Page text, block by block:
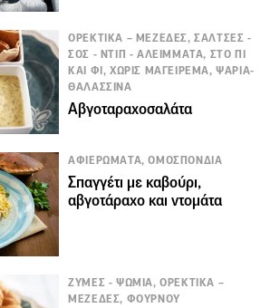
ΟΡΕΚΤΙΚΑ – ΜΕΖΕΔΕΣ, ΣΑΛΤΣΕΣ -
ΣΟΣ - ΝΤΙΠ - ΑΛΕΙΜΜΑΤΑ, ΣΤΟ ΠΙ
ΚΑΙ ΦΙ, ΧΩΡΙΣ ΜΑΓΕΙΡΕΜΑ, ΨΑΡΙΑ-
ΘΑΛΑΣΣΙΝΑ
Αβγοταραχοσαλάτα
ΑΦΙΕΡΩΜΑΤΑ, ΟΜΟΣΠΟΝΔΙΑ
Σπαγγέτι με καβούρι,
αβγοτάραχο και ντομάτα
ΖΥΜΕΣ - ΨΩΜΙΑ, ΟΡΕΚΤΙΚΑ –
ΜΕΖΕΔΕΣ, ΦΟΥΡΝΟΥ